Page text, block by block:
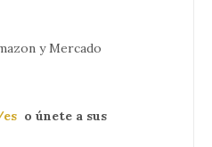
y Mercado
o únete a sus